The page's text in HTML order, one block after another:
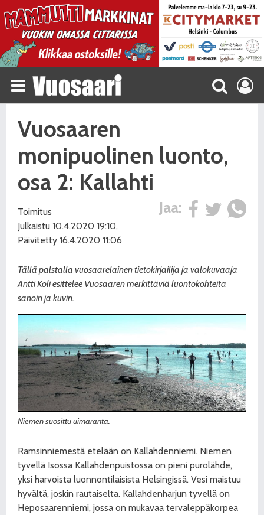
Vuosaaren
monipuolinen luonto,
osa 2: Kallahti
Jaa:
Toimitus
Julkaistu 10.4.2020 19:10,
Päivitetty 16.4.2020 11:06
Tällä palstalla vuosaarelainen tietokirjailija ja valokuvaaja
Antti Koli esittelee Vuosaaren merkittäviä luontokohteita
sanoin ja kuvin.
Niemen suosittu uimaranta.
Ramsinniemestä etelään on Kallahdenniemi. Niemen
tyvellä Isossa Kallahdenpuistossa on pieni purolähde,
yksi harvoista luonnontilaisista Helsingissä. Vesi maistuu
hyvältä, joskin rautaiselta. Kallahdenharjun tyvellä on
Heposaarenniemi, jossa on mukavaa tervaleppäkorpea